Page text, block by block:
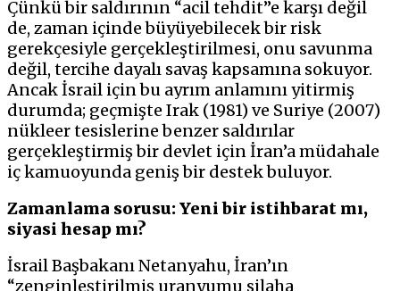
Çünkü bir saldırının “acil tehdit”e karşı değil
de, zaman içinde büyüyebilecek bir risk
gerekçesiyle gerçekleştirilmesi, onu savunma
değil, tercihe dayalı savaş kapsamına sokuyor.
Ancak İsrail için bu ayrım anlamını yitirmiş
durumda; geçmişte Irak (1981) ve Suriye (2007)
nükleer tesislerine benzer saldırılar
gerçekleştirmiş bir devlet için İran’a müdahale
iç kamuoyunda geniş bir destek buluyor.
Zamanlama sorusu: Yeni bir istihbarat mı,
siyasi hesap mı?
İsrail Başbakanı Netanyahu, İran’ın
“zenginleştirilmiş uranyumu silaha